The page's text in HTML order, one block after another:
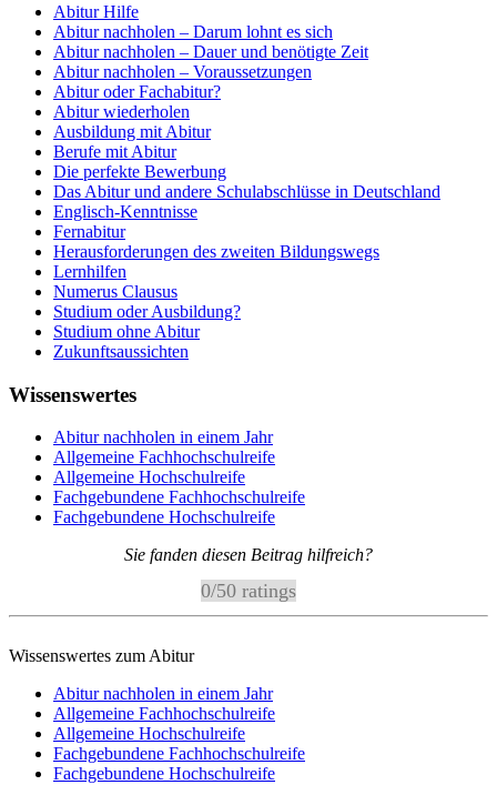
Abitur Hilfe
Abitur nachholen – Darum lohnt es sich
Abitur nachholen – Dauer und benötigte Zeit
Abitur nachholen – Voraussetzungen
Abitur oder Fachabitur?
Abitur wiederholen
Ausbildung mit Abitur
Berufe mit Abitur
Die perfekte Bewerbung
Das Abitur und andere Schulabschlüsse in Deutschland
Englisch-Kenntnisse
Fernabitur
Herausforderungen des zweiten Bildungswegs
Lernhilfen
Numerus Clausus
Studium oder Ausbildung?
Studium ohne Abitur
Zukunftsaussichten
Wissenswertes
Abitur nachholen in einem Jahr
Allgemeine Fachhochschulreife
Allgemeine Hochschulreife
Fachgebundene Fachhochschulreife
Fachgebundene Hochschulreife
Sie fanden diesen Beitrag hilfreich?
0/50 ratings
Wissenswertes zum Abitur
Abitur nachholen in einem Jahr
Allgemeine Fachhochschulreife
Allgemeine Hochschulreife
Fachgebundene Fachhochschulreife
Fachgebundene Hochschulreife